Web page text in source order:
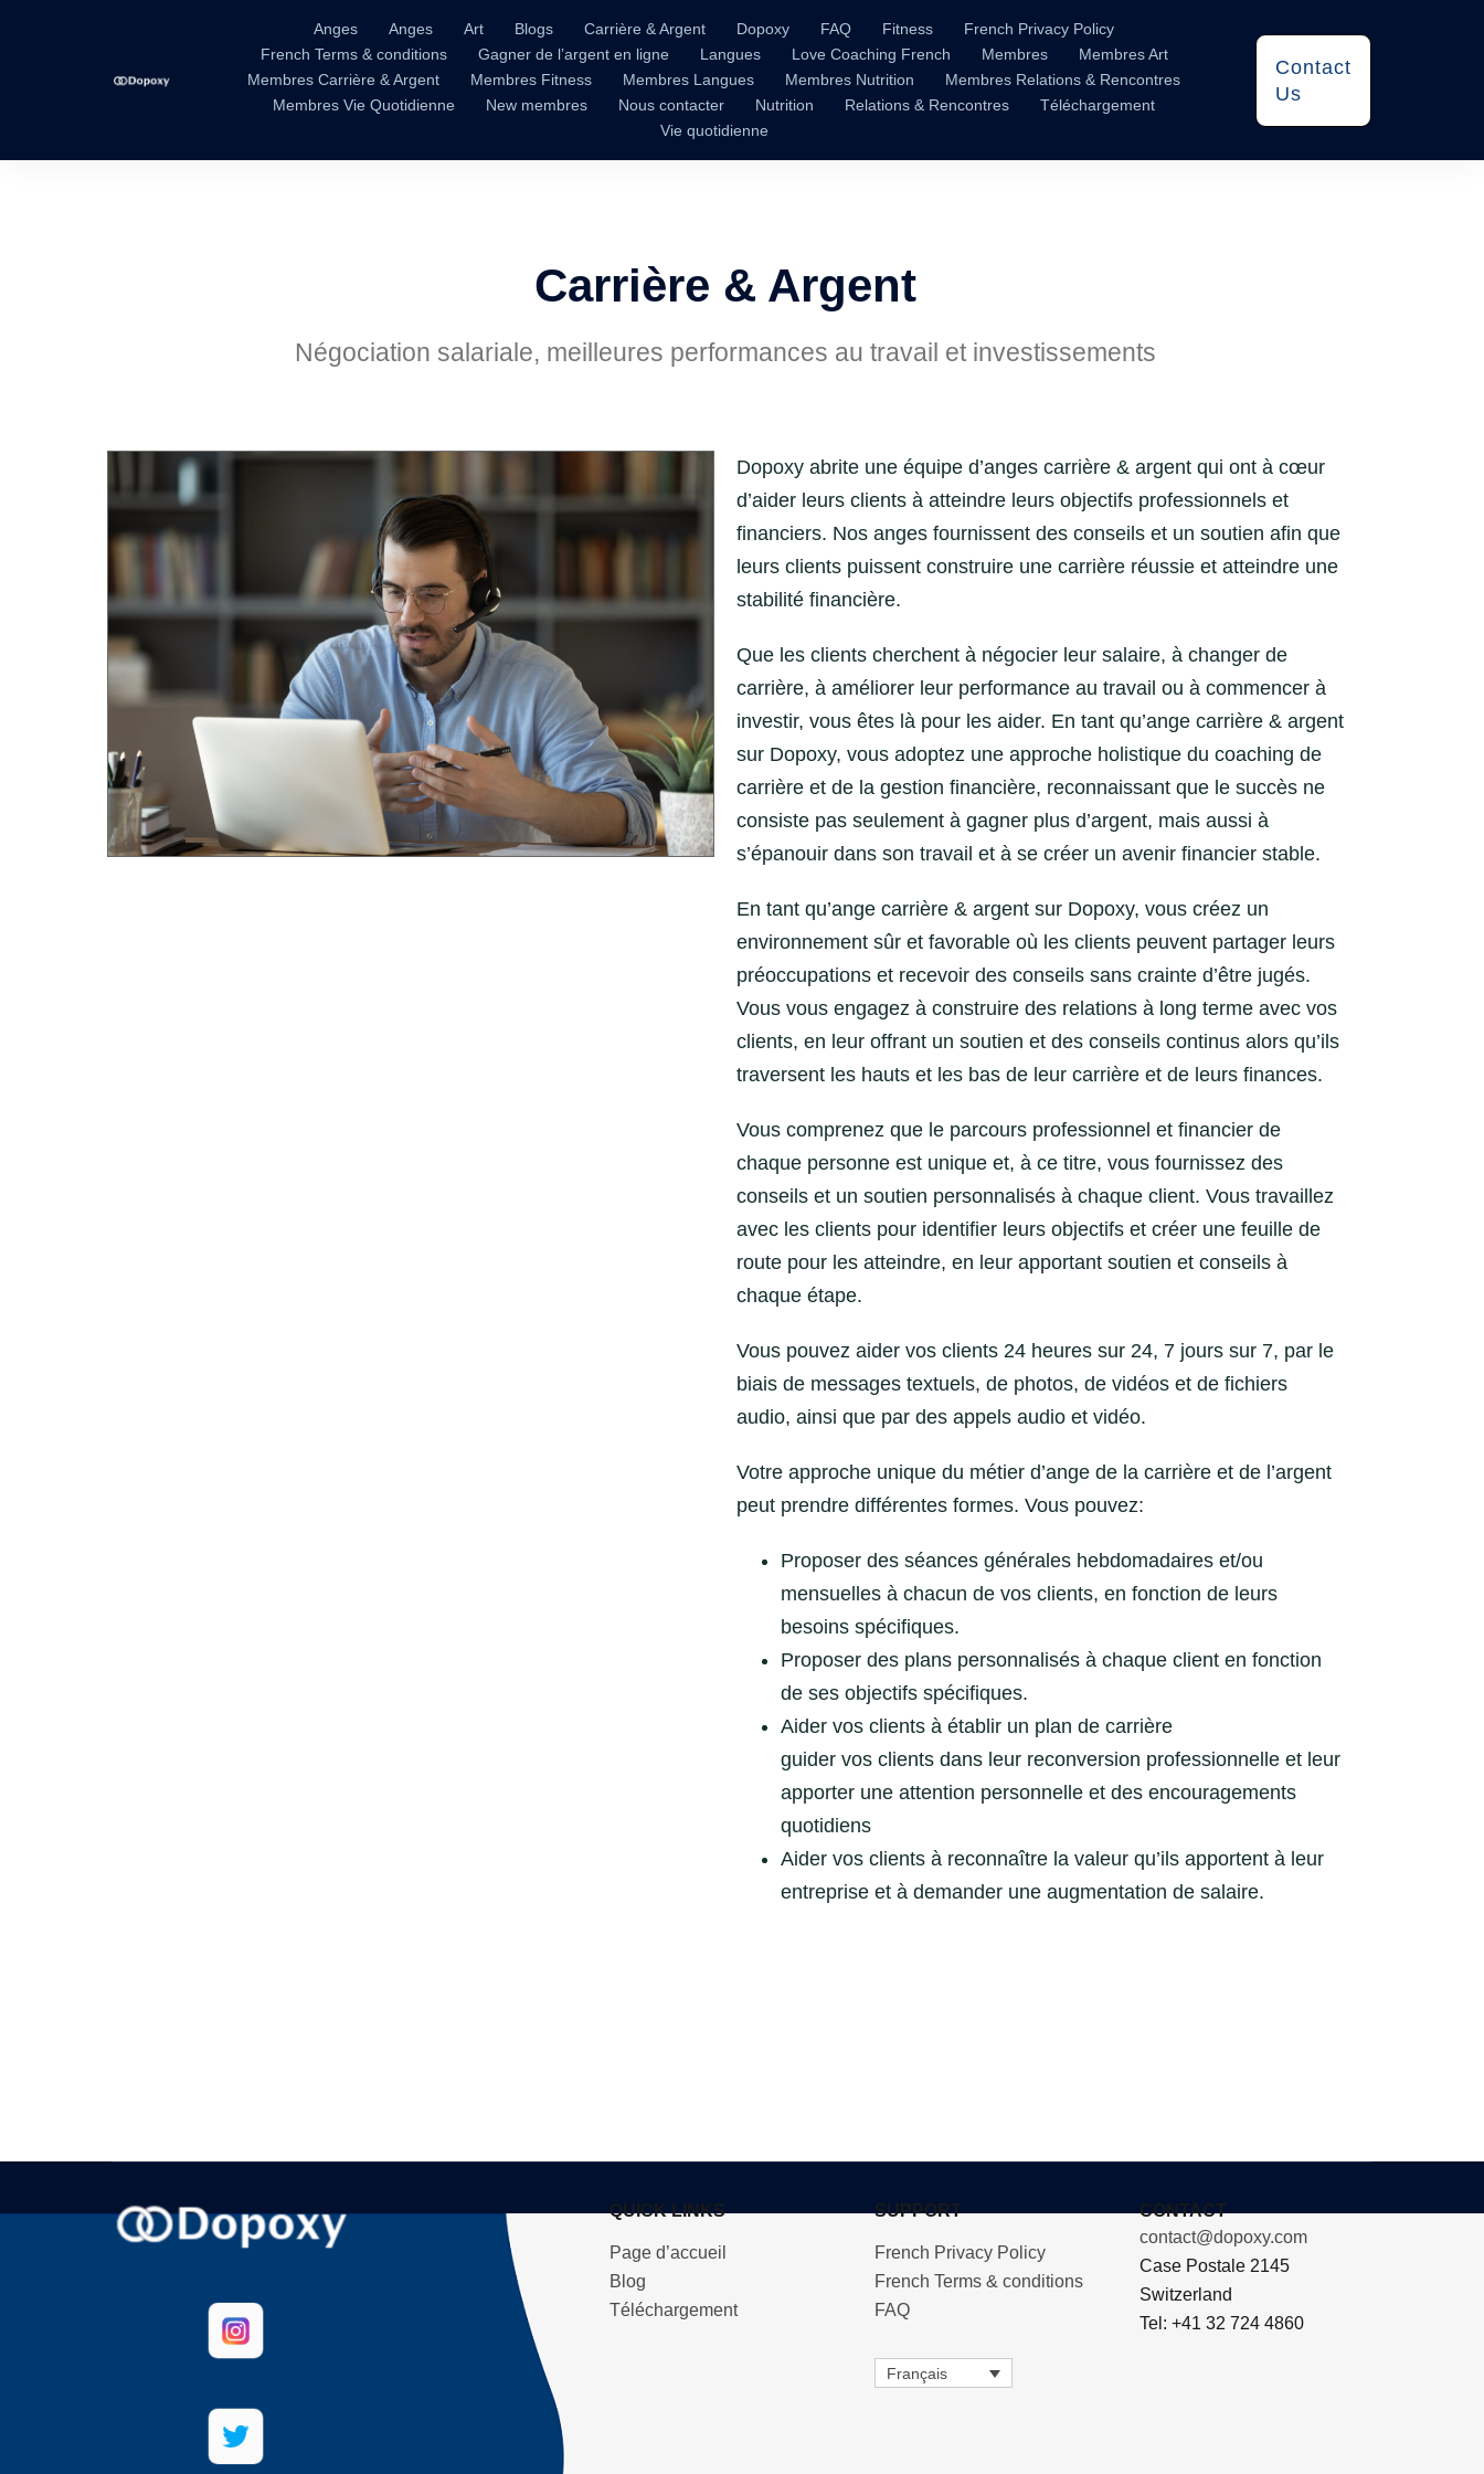
Anges Anges Art Blogs Carrière & Argent Dopoxy FAQ Fitness
French Privacy Policy
French Terms & conditions
Gagner de l’argent en ligne Langues Love Coaching French Membres
Membres Art
Membres Carrière & Argent
Membres Fitness Membres Langues Membres Nutrition
Membres Relations & Rencontres
Membres Vie Quotidienne
New membres Nous contacter Nutrition Relations & Rencontres
Téléchargement
Vie quotidienne
Contact
Us
Carrière & Argent
Négociation salariale, meilleures performances au travail et investissements
Dopoxy abrite une équipe d’anges carrière & argent qui ont à cœur
d’aider leurs clients à atteindre leurs objectifs professionnels et
financiers. Nos anges fournissent des conseils et un soutien afin que
leurs clients puissent construire une carrière réussie et atteindre une
stabilité financière.
Que les clients cherchent à négocier leur salaire, à changer de
carrière, à améliorer leur performance au travail ou à commencer à
investir, vous êtes là pour les aider. En tant qu’ange carrière & argent
sur Dopoxy, vous adoptez une approche holistique du coaching de
carrière et de la gestion financière, reconnaissant que le succès ne
consiste pas seulement à gagner plus d’argent, mais aussi à
s’épanouir dans son travail et à se créer un avenir financier stable.
En tant qu’ange carrière & argent sur Dopoxy, vous créez un
environnement sûr et favorable où les clients peuvent partager leurs
préoccupations et recevoir des conseils sans crainte d’être jugés.
Vous vous engagez à construire des relations à long terme avec vos
clients, en leur offrant un soutien et des conseils continus alors qu’ils
traversent les hauts et les bas de leur carrière et de leurs finances.
Vous comprenez que le parcours professionnel et financier de
chaque personne est unique et, à ce titre, vous fournissez des
conseils et un soutien personnalisés à chaque client. Vous travaillez
avec les clients pour identifier leurs objectifs et créer une feuille de
route pour les atteindre, en leur apportant soutien et conseils à
chaque étape.
Vous pouvez aider vos clients 24 heures sur 24, 7 jours sur 7, par le
biais de messages textuels, de photos, de vidéos et de fichiers
audio, ainsi que par des appels audio et vidéo.
Votre approche unique du métier d’ange de la carrière et de l’argent
peut prendre différentes formes. Vous pouvez:
Proposer des séances générales hebdomadaires et/ou
mensuelles à chacun de vos clients, en fonction de leurs
besoins spécifiques.
Proposer des plans personnalisés à chaque client en fonction
de ses objectifs spécifiques.
Aider vos clients à établir un plan de carrière
guider vos clients dans leur reconversion professionnelle et leur
apporter une attention personnelle et des encouragements
quotidiens
Aider vos clients à reconnaître la valeur qu’ils apportent à leur
entreprise et à demander une augmentation de salaire.
QUICK LINKS
Page d’accueil
Blog
Téléchargement
SUPPORT
French Privacy Policy
French Terms & conditions
FAQ
Français
CONTACT
contact@dopoxy.com
Case Postale 2145
Switzerland
Tel: +41 32 724 4860